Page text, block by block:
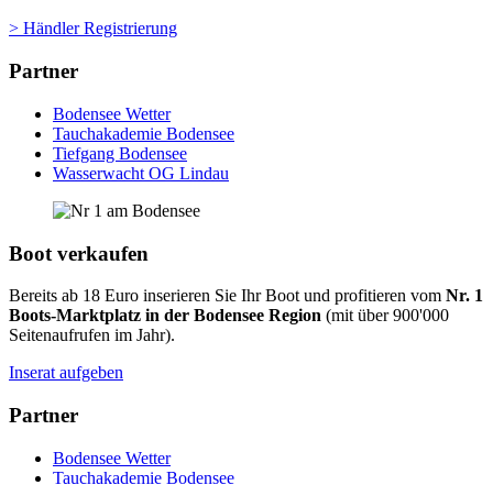
> Händler Registrierung
Partner
Bodensee Wetter
Tauchakademie Bodensee
Tiefgang Bodensee
Wasserwacht OG Lindau
Boot verkaufen
Bereits ab 18 Euro inserieren Sie Ihr Boot und profitieren vom Nr. 1
Boots-Marktplatz in der Bodensee Region (mit über 900'000
Seitenaufrufen im Jahr).
Inserat aufgeben
Partner
Bodensee Wetter
Tauchakademie Bodensee